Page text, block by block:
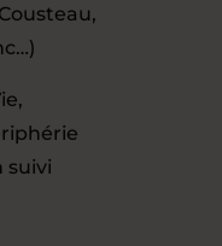
suivi